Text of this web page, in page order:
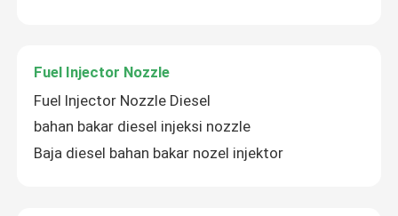
Fuel Injector Nozzle
Fuel Injector Nozzle Diesel
bahan bakar diesel injeksi nozzle
Baja diesel bahan bakar nozel injektor